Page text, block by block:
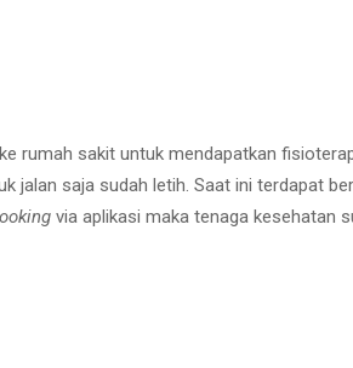
rumah sakit untuk mendapatkan
jalan saja sudah letih. Saat ini terdapat
via aplikasi maka tenaga kesehatan